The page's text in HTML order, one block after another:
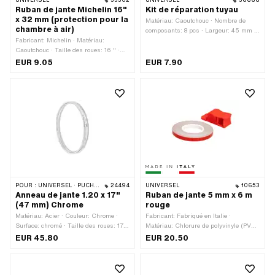
Ruban de jante Michelin 16"
x 32 mm (protection pour la
chambre à air)
Fabricant: Michelin · Matériau:
Caoutchouc · Taille des roues: 16 " ·
Largeur: 32 mm · Longueur totale:
EUR 9.05
Kit de réparation tuyau
Matériau: Caoutchouc · Nombre de
composants: 8 pcs · Largeur: 45 mm ·
EUR 7.90
POUR : UNIVERSEL · PUCH · SACHS · ZÜNDAPP BELMONDO 24494
Anneau de jante 1.20 x 17"
(47 mm) Chrome
Matériau: Acier · Couleur: Chrome ·
Surface: chromé · Taille des roues: 17 "
· Diamètre nominal: 433 mm ·
Nombre de trous de rayons: 36 pcs · Ø
EUR 45.80
UNIVERSEL 10653
Ruban de jante 5 mm x 6 m
rouge
Fabricant: Fabriqué en Italie ·
Matériau: Chlorure de polyvinyle (PVC)
· Couleur: rouge · Largeur: 5 mm ·
d'utilisation: Roue · Transferfolie: Non
EUR 20.50